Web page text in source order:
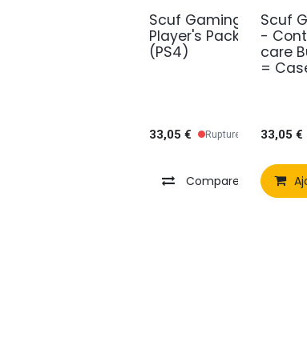
Scuf Gaming 4PS
Player's Pack
(PS4)
33,05 € Rupture de stock
Comparer
Scuf
-
care
=
33,05 €